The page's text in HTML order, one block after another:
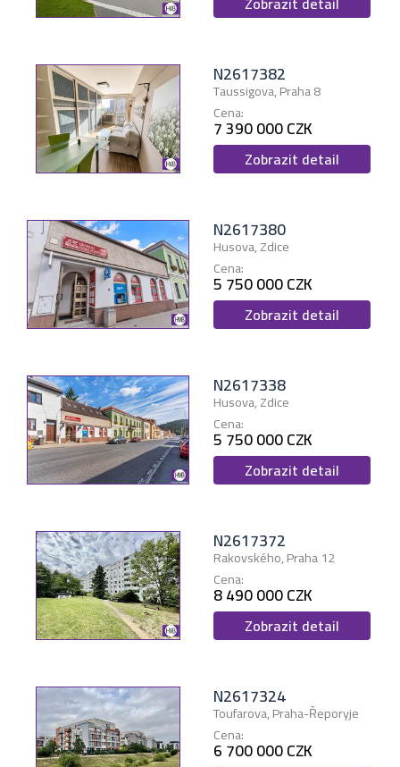
N2617382
Taussigova, Praha 8
Cena:
7 390 000 CZK
Zobrazit detail
N2617380
Husova, Zdice
Cena:
5 750 000 CZK
Zobrazit detail
N2617338
Husova, Zdice
Cena:
5 750 000 CZK
Zobrazit detail
N2617372
Rakovského, Praha 12
Cena:
8 490 000 CZK
Zobrazit detail
N2617324
Toufarova, Praha-Řeporyje
Cena:
6 700 000 CZK